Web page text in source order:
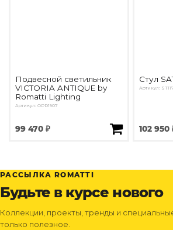
Подвесной светильник
VICTORIA ANTIQUE by
Romatti Lighting
Артикул: OPD1907
99 470 ₽
Стул
Артикул:
102 950
РАССЫЛКА ROMATTI
Будьте в курсе нового
Коллекции, проекты, тренды и
только полезное.